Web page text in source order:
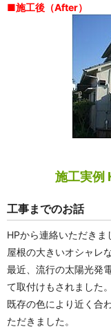
■施工後（After）
施工実例
工事までのお話
HPから連絡いただき
屋根の大きいオシャレ
最近、流行の太陽光発
て取付けもされました。
既存の色により近く合
ただきました。